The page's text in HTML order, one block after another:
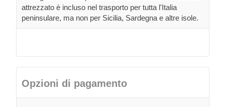
attrezzato è incluso nel trasporto per tutta l'Italia
peninsulare, ma non per Sicilia, Sardegna e altre isole.
Opzioni di pagamento